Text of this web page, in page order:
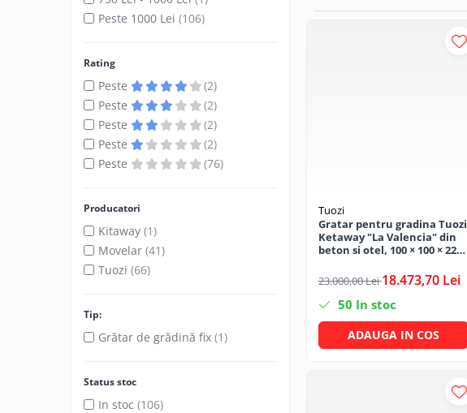
Articole ambalare
Articole bucatarie
Articole mobila
Articole organizare
Electronice si electrocasnice
Incalzire si racire
Accesorii gips carton
Accesorii pentru faianta, gresie si
Peste 1000 Lei (106)
Rating
Peste
(2)
Peste
(2)
Peste
(2)
Peste
(2)
Peste
(76)
Producatori
Kitaway (1)
Movelar (41)
Tuozi (66)
Tip:
Grătar de grădină fix (1)
Status stoc
In stoc (106)
Tuozi
Gratar pentru gradina Tuozi
Ketaway "La Valencia" din
beton si otel, 100 × 100 × 220
23.000,00 Lei18.473,70 Lei
50 In stoc
ADAUGA IN COS